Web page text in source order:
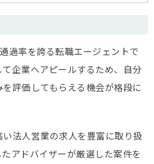
過率を誇る転職エージェントで
企業へアピールするため、自分
評価してもらえる機会が格段に
法人営業の求人を豊富に取り扱
アドバイザーが厳選した案件を